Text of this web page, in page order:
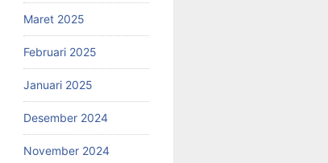
Maret 2025
Februari 2025
Januari 2025
Desember 2024
November 2024